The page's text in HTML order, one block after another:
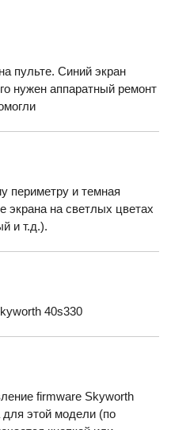
пульте. Синий экран
нужен аппаратный ремонт
периметру и темная
экрана на светлых цветах
и т.д.).
40s330
firmware Skyworth
для этой модели (по